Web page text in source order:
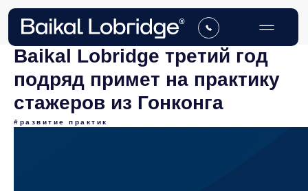
Baikal Lobridge третий год
подряд примет на практику
стажеров из Гонконга
#развитие практик